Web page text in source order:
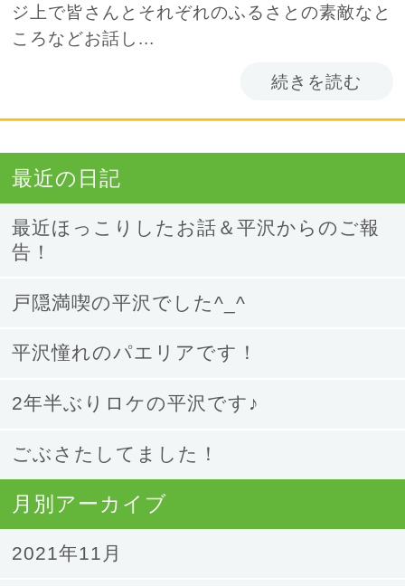
ジ上で皆さんとそれぞれのふるさとの素敵なと
ころなどお話し...
続きを読む
最近の日記
最近ほっこりしたお話＆平沢からのご報
告！
戸隠満喫の平沢でした^_^
平沢憧れのパエリアです！
2年半ぶりロケの平沢です♪
ごぶさたしてました！
月別アーカイブ
2021年11月